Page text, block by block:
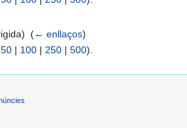
(← enllaços)
50 | 100 | 250 | 500).